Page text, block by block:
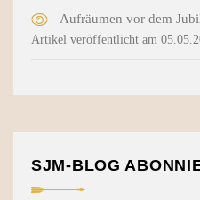
Aufräumen vor dem
Artikel veröffentlicht am
SJM-BLOG